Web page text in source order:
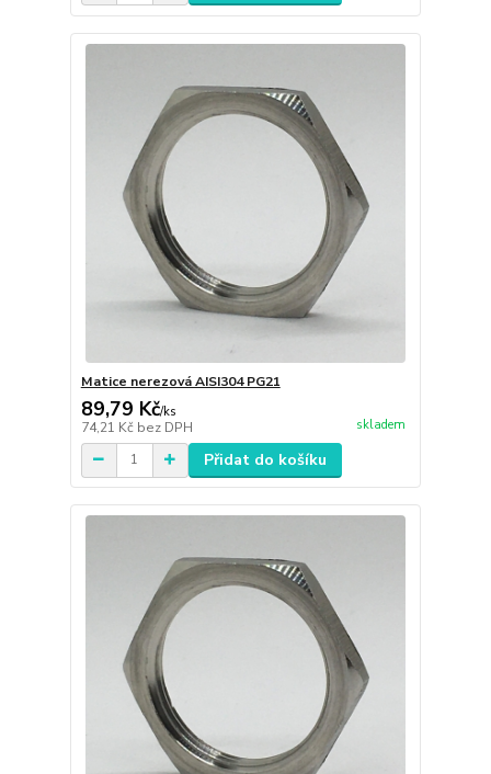
Matice nerezová AISI304 PG21
89,79 Kč/ks
74,21 Kč bez DPH skladem
Přidat do košíku